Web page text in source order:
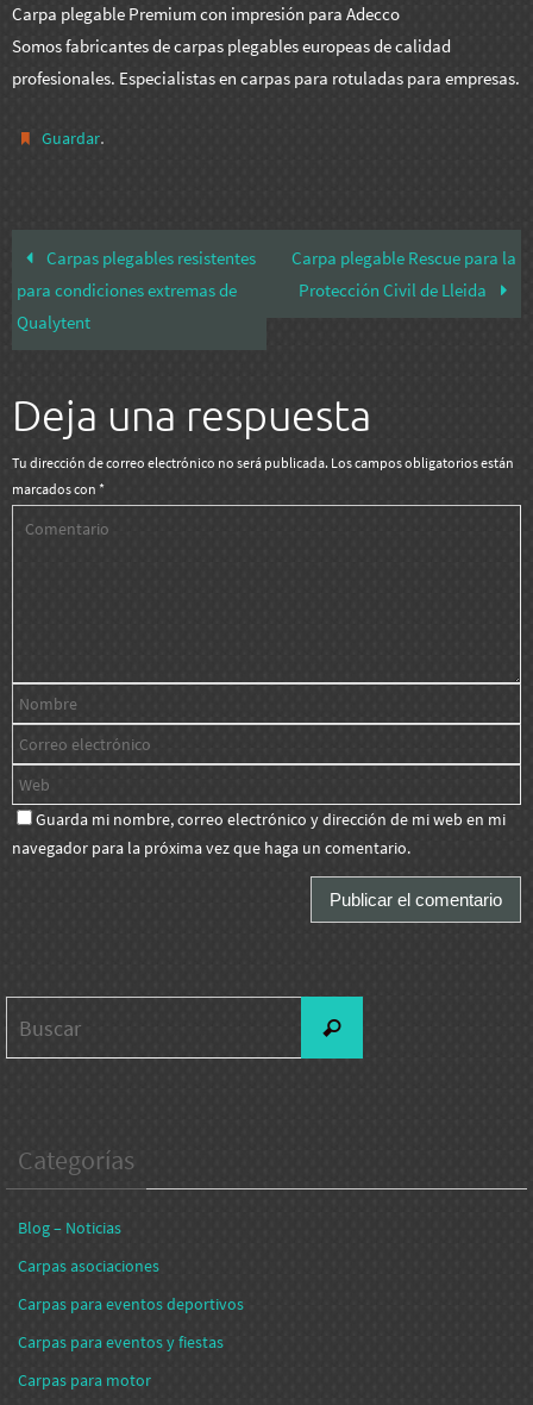
Carpa plegable Premium con impresión para Adecco
Somos fabricantes de carpas plegables europeas de calidad
profesionales. Especialistas en carpas para rotuladas para empresas.
Guardar.
Carpas plegables resistentes
para condiciones extremas de
Qualytent
Carpa plegable Rescue para la
Protección Civil de Lleida
Deja una respuesta
Tu dirección de correo electrónico no será publicada. Los campos obligatorios están
marcados con *
Guarda mi nombre, correo electrónico y dirección de mi web en mi
navegador para la próxima vez que haga un comentario.
Buscar
Categorías
Blog – Noticias
Carpas asociaciones
Carpas para eventos deportivos
Carpas para eventos y fiestas
Carpas para motor